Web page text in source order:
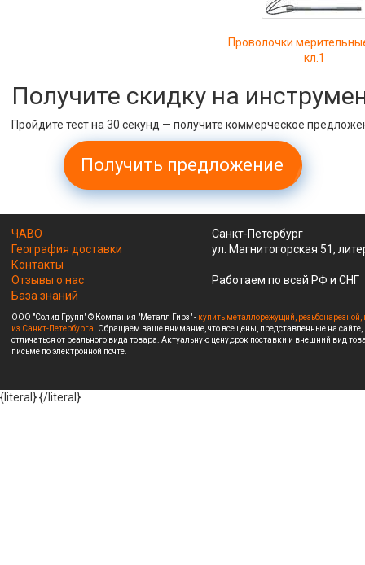
Проволочки
кл.1
Получите скидку на
Пройдите тест на 30 секунд — получите коммерческое
Получить предложение
ЧАВО
География доставки
Контакты
Отзывы о нас
База знаний
Санкт-Петербург
ул. Магнитогорская 51,
Работаем по всей РФ и СНГ
ООО "Солид Групп" © Компания "Металл Гирз" - купить металлорежущий,
из Санкт-Петербурга. Обращаем ваше внимание, что все цены, представленные на
отличаться от реального вида товара. Актуальную цену,срок поставки и внешний вид
письме по электронной почте.
{literal}{/literal}